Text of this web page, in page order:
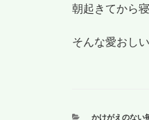
朝起きてから
そんな愛おし
カ
かけがえのない